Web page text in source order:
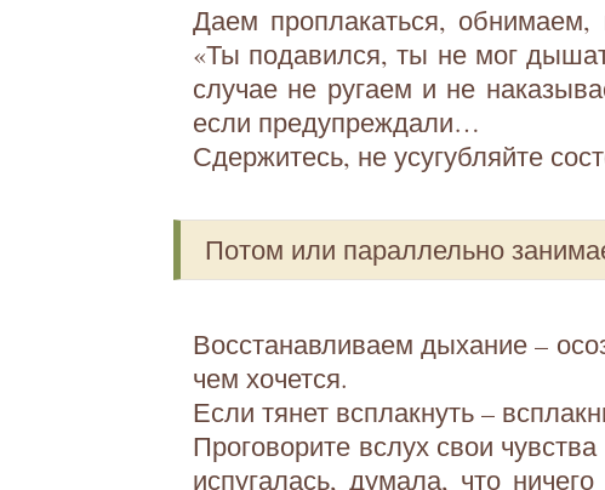
Даем проплакаться, обнимаем,
«Ты подавился, ты не мог
случае не ругаем и не
если предупреждали…
Сдержитесь, не усугубляйте
Потом или параллельно
Восстанавливаем дыхание –
чем хочется.
Если тянет всплакнуть –
Проговорите вслух свои
испугалась, думала, что